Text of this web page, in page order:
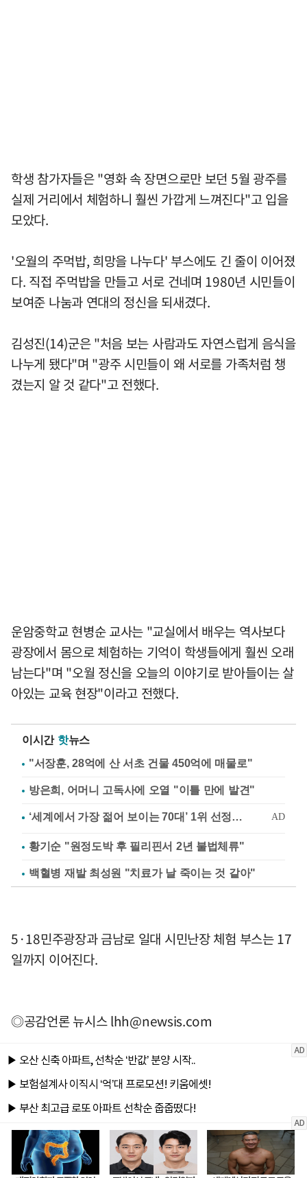
학생 참가자들은 "영화 속 장면으로만 보던 5월 광주를
실제 거리에서 체험하니 훨씬 가깝게 느껴진다"고 입을
모았다.
'오월의 주먹밥, 희망을 나누다' 부스에도 긴 줄이 이어졌
다. 직접 주먹밥을 만들고 서로 건네며 1980년 시민들이
보여준 나눔과 연대의 정신을 되새겼다.
김성진(14)군은 "처음 보는 사람과도 자연스럽게 음식을
나누게 됐다"며 "광주 시민들이 왜 서로를 가족처럼 챙
겼는지 알 것 같다"고 전했다.
운암중학교 현병순 교사는 "교실에서 배우는 역사보다
광장에서 몸으로 체험하는 기억이 학생들에게 훨씬 오래
남는다"며 "오월 정신을 오늘의 이야기로 받아들이는 살
아있는 교육 현장"이라고 전했다.
이시간 핫뉴스
"서장훈, 28억에 산 서초 건물 450억에 매물로"
방은희, 어머니 고독사에 오열 "이틀 만에 발견"
황기순 "원정도박 후 필리핀서 2년 불법체류"
백혈병 재발 최성원 "치료가 날 죽이는 것 같아"
5·18민주광장과 금남로 일대 시민난장 체험 부스는 17
일까지 이어진다.
◎공감언론 뉴시스lhh@newsis.com